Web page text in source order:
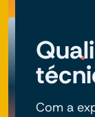
Com a